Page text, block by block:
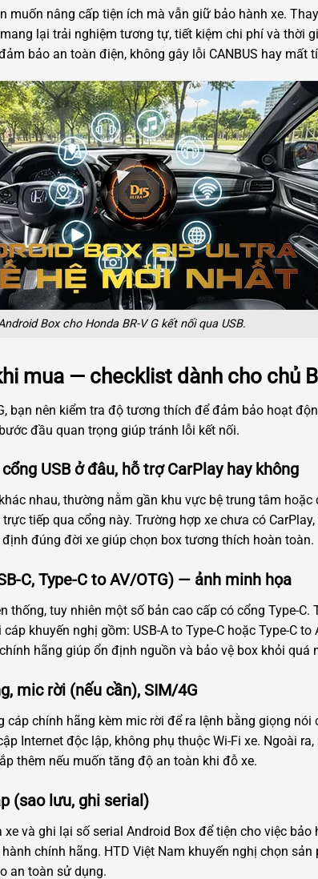
muốn nâng cấp tiện ích mà vẫn giữ bảo hành xe.
lại trải nghiệm tương tự, tiết kiệm chi phí và thời
bảo an toàn điện, không gây lỗi CANBUS hay mất
Box cho Honda BR-V G kết nối qua USB.
mua — checklist dành cho chủ
bạn nên kiểm tra độ tương thích để đảm bảo hoạt
đầu quan trọng giúp tránh lỗi kết nối.
USB ở đâu, hỗ trợ CarPlay hay không
nhau, thường nằm gần khu vực bệ trung tâm
tiếp qua cổng này. Trường hợp xe chưa có
đúng đời xe giúp chọn box tương thích hoàn toàn.
C, Type-C to AV/OTG) — ảnh minh họa
thống, tuy nhiên một số bản cao cấp có cổng Type-
khuyến nghị gồm: USB-A to Type-C hoặc Type-C to
hãng giúp ổn định nguồn và bảo vệ box khỏi quá
mic rời (nếu cần), SIM/4G
chính hãng kèm mic rời để ra lệnh bằng giọng nói
Internet độc lập, không phụ thuộc Wi-Fi xe. Ngoài
thêm nếu muốn tăng độ an toàn khi đỗ xe.
(sao lưu, ghi serial)
và ghi lại số serial Android Box để tiện cho việc bảo
chính hãng. HTD Việt Nam khuyến nghị chọn
an toàn sử dụng.